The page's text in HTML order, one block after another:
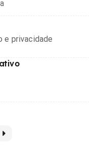
e privacidade